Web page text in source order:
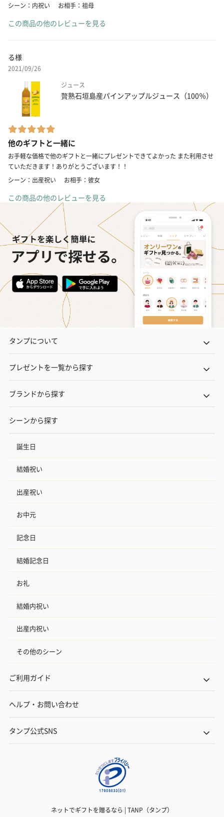
シーン：内祝い
お相手：祖母
この商品の他のレビューを見る
る様
2021/09/26
ジュース
贅熟石垣島産パインアップルジュース（100％）
他のギフトと一緒に
お手軽な価格で他のギフトと一緒にプレゼントできてよかった また利用させ
ていただきます！ありがとうございます！！
シーン：出産祝い
お相手：彼女
この商品の他のレビューを見る
タンプについて
プレゼントを一覧から探す
ブランドから探す
シーンから探す
誕生日
結婚祝い
出産祝い
お中元
記念日
結婚記念日
お礼
結婚内祝い
出産内祝い
その他のシーン
ご利用ガイド
ヘルプ・お問い合わせ
タンプ公式SNS
ネットでギフトを贈るなら | TANP（タンプ）